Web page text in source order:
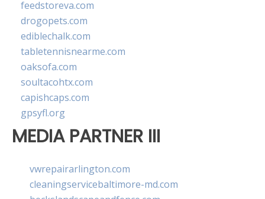
feedstoreva.com
drogopets.com
ediblechalk.com
tabletennisnearme.com
oaksofa.com
soultacohtx.com
capishcaps.com
gpsyfl.org
MEDIA PARTNER III
vwrepairarlington.com
cleaningservicebaltimore-md.com